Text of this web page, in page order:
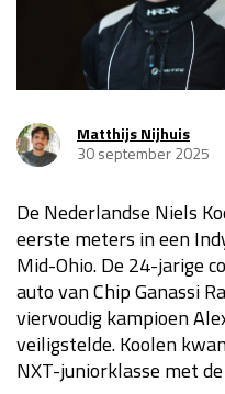
Kwalificatie
Race
GP MEXICO 2026
Kwalificatie
Race
Matthijs Nijhuis
30 september 2025
De Nederlandse Niels
eerste meters in een
Mid-Ohio. De 24-jarige
auto van Chip Ganassi
viervoudig kampioen
veiligstelde. Koolen
NXT-juniorklasse met